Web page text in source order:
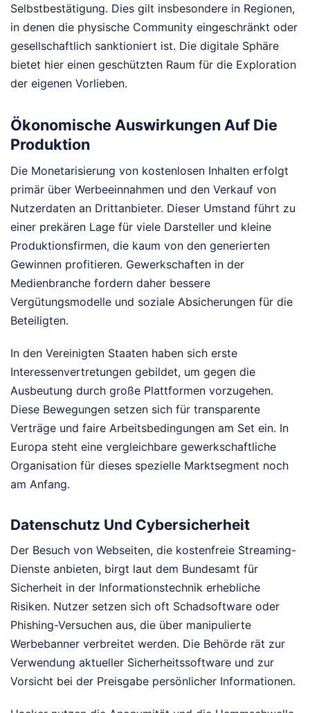
Selbstbestätigung. Dies gilt insbesondere in Regionen,
in denen die physische Community eingeschränkt oder
gesellschaftlich sanktioniert ist. Die digitale Sphäre
bietet hier einen geschützten Raum für die Exploration
der eigenen Vorlieben.
Ökonomische Auswirkungen Auf Die
Produktion
Die Monetarisierung von kostenlosen Inhalten erfolgt
primär über Werbeeinnahmen und den Verkauf von
Nutzerdaten an Drittanbieter. Dieser Umstand führt zu
einer prekären Lage für viele Darsteller und kleine
Produktionsfirmen, die kaum von den generierten
Gewinnen profitieren. Gewerkschaften in der
Medienbranche fordern daher bessere
Vergütungsmodelle und soziale Absicherungen für die
Beteiligten.
In den Vereinigten Staaten haben sich erste
Interessenvertretungen gebildet, um gegen die
Ausbeutung durch große Plattformen vorzugehen.
Diese Bewegungen setzen sich für transparente
Verträge und faire Arbeitsbedingungen am Set ein. In
Europa steht eine vergleichbare gewerkschaftliche
Organisation für dieses spezielle Marktsegment noch
am Anfang.
Datenschutz Und Cybersicherheit
Der Besuch von Webseiten, die kostenfreie Streaming-
Dienste anbieten, birgt laut dem Bundesamt für
Sicherheit in der Informationstechnik erhebliche
Risiken. Nutzer setzen sich oft Schadsoftware oder
Phishing-Versuchen aus, die über manipulierte
Werbebanner verbreitet werden. Die Behörde rät zur
Verwendung aktueller Sicherheitssoftware und zur
Vorsicht bei der Preisgabe persönlicher Informationen.